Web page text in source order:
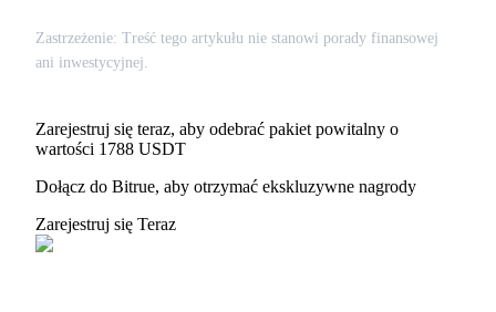
BTC New User Exclusive: 6.5% APR
BTC Flexible Staking | Daily Rewards
Zastrzeżenie: Treść tego artykułu nie stanowi porady finansowej
ani inwestycyjnej.
Zarejestruj się teraz, aby odebrać pakiet powitalny o
wartości 1788 USDT
Dołącz do Bitrue, aby otrzymać ekskluzywne nagrody
Zarejestruj się Teraz